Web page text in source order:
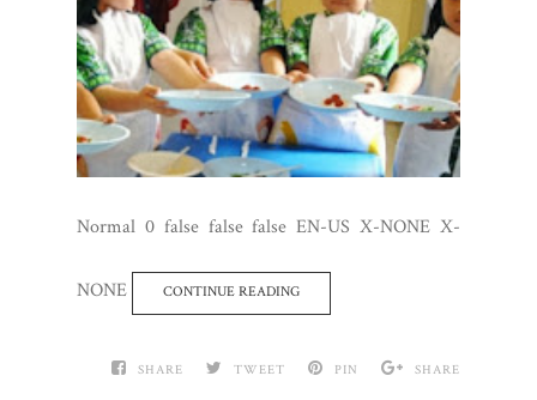
Normal 0 false false false EN-US X-NONE X-
NONE CONTINUE READING
SHARE TWEET PIN SHARE